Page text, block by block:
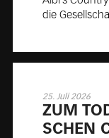
die
25. Juli 2026
ZUM
SCHEN